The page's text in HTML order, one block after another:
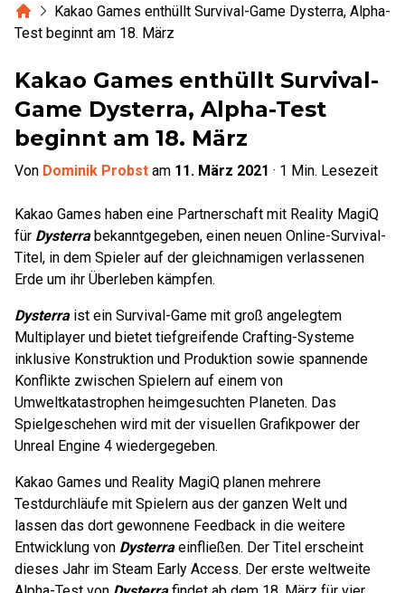
HomeKakao Games enthüllt Survival-Game Dysterra, Alpha-
Test beginnt am 18. März
Kakao Games enthüllt Survival-
Game Dysterra, Alpha-Test
beginnt am 18. März
Von Dominik Probst am 11. März 2021 · 1 Min. Lesezeit
Kakao Games haben eine Partnerschaft mit Reality MagiQ
für Dysterrabekanntgegeben, einen neuen Online-Survival-
Titel, in dem Spieler auf der gleichnamigen verlassenen
Erde um ihr Überleben kämpfen.
Dysterraist ein Survival-Game mit groß angelegtem
Multiplayer und bietet tiefgreifende Crafting-Systeme
inklusive Konstruktion und Produktion sowie spannende
Konflikte zwischen Spielern auf einem von
Umweltkatastrophen heimgesuchten Planeten. Das
Spielgeschehen wird mit der visuellen Grafikpower der
Unreal Engine 4 wiedergegeben.
Kakao Games und Reality MagiQ planen mehrere
Testdurchläufe mit Spielern aus der ganzen Welt und
lassen das dort gewonnene Feedback in die weitere
Entwicklung von Dysterraeinfließen. Der Titel erscheint
dieses Jahr im Steam Early Access. Der erste weltweite